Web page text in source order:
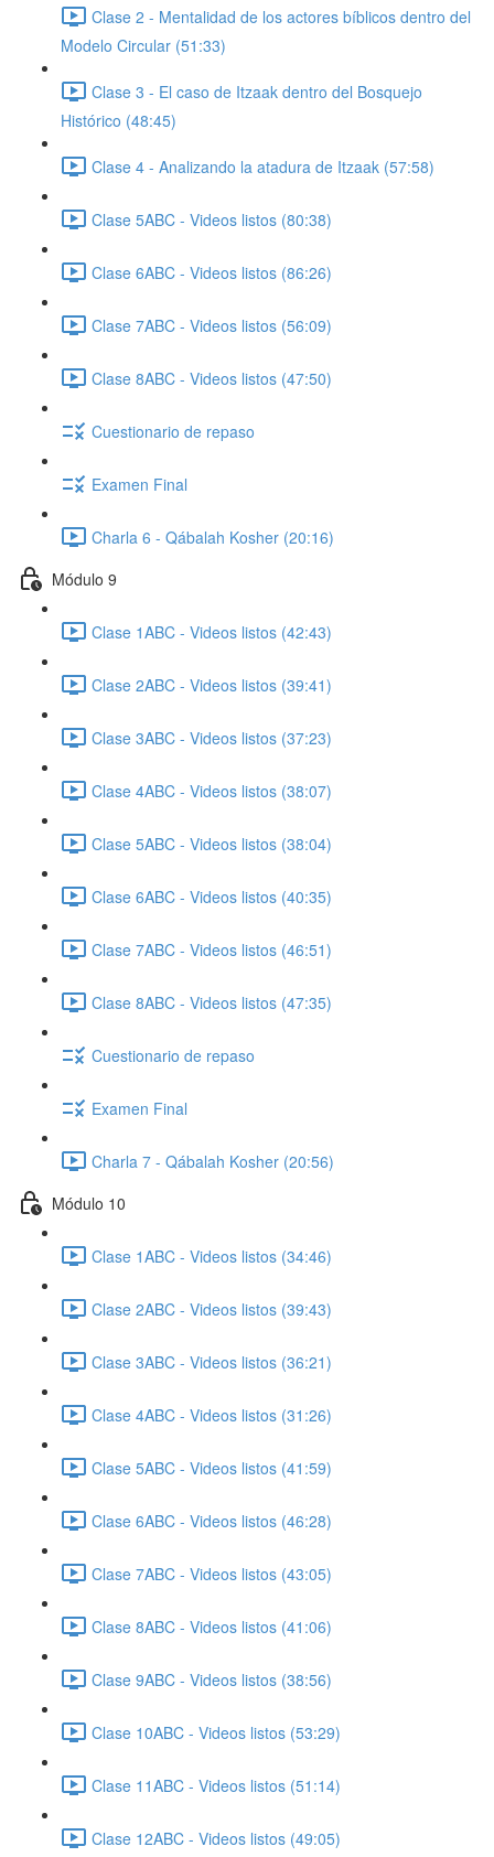
Clase 2 - Mentalidad de los actores bíblicos dentro del
Modelo Circular (51:33)
Clase 3 - El caso de Itzaak dentro del Bosquejo
Histórico (48:45)
Clase 4 - Analizando la atadura de Itzaak (57:58)
Clase 5ABC - Videos listos (80:38)
Clase 6ABC - Videos listos (86:26)
Clase 7ABC - Videos listos (56:09)
Clase 8ABC - Videos listos (47:50)
Cuestionario de repaso
Examen Final
Charla 6 - Qábalah Kosher (20:16)
Módulo 9
Clase 1ABC - Videos listos (42:43)
Clase 2ABC - Videos listos (39:41)
Clase 3ABC - Videos listos (37:23)
Clase 4ABC - Videos listos (38:07)
Clase 5ABC - Videos listos (38:04)
Clase 6ABC - Videos listos (40:35)
Clase 7ABC - Videos listos (46:51)
Clase 8ABC - Videos listos (47:35)
Cuestionario de repaso
Examen Final
Charla 7 - Qábalah Kosher (20:56)
Módulo 10
Clase 1ABC - Videos listos (34:46)
Clase 2ABC - Videos listos (39:43)
Clase 3ABC - Videos listos (36:21)
Clase 4ABC - Videos listos (31:26)
Clase 5ABC - Videos listos (41:59)
Clase 6ABC - Videos listos (46:28)
Clase 7ABC - Videos listos (43:05)
Clase 8ABC - Videos listos (41:06)
Clase 9ABC - Videos listos (38:56)
Clase 10ABC - Videos listos (53:29)
Clase 11ABC - Videos listos (51:14)
Clase 12ABC - Videos listos (49:05)